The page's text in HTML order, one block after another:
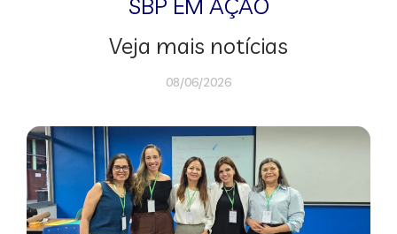
SBP EM AÇÃO
Veja mais notícias
08/06/2026